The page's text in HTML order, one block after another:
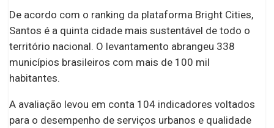
De acordo com o ranking da plataforma Bright Cities,
Santos é a quinta cidade mais sustentável de todo o
território nacional. O levantamento abrangeu 338
municípios brasileiros com mais de 100 mil
habitantes.
A avaliação levou em conta 104 indicadores voltados
para o desempenho de serviços urbanos e qualidade